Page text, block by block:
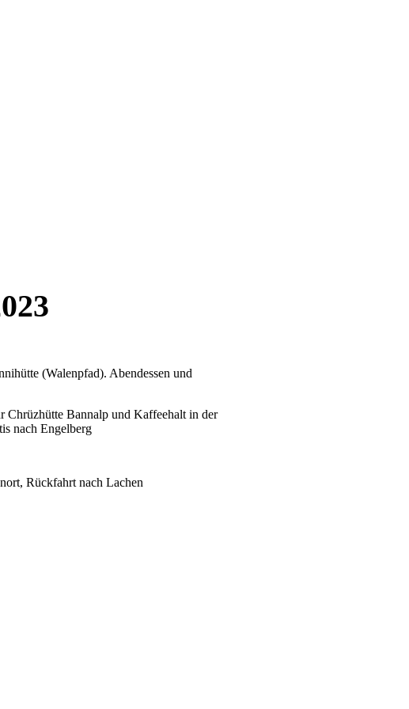
(Walenpfad). Abendessen und
Chrüzhütte Bannalp und Kaffeehalt in der
nach Engelberg
Rückfahrt nach Lachen